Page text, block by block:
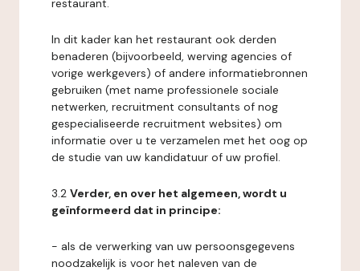
restaurant.
In dit kader kan het restaurant ook derden
benaderen (bijvoorbeeld, werving agencies of
vorige werkgevers) of andere informatiebronnen
gebruiken (met name professionele sociale
netwerken, recruitment consultants of nog
gespecialiseerde recruitment websites) om
informatie over u te verzamelen met het oog op
de studie van uw kandidatuur of uw profiel.
3.2 Verder, en over het algemeen, wordt u
geïnformeerd dat in principe:
- als de verwerking van uw persoonsgegevens
noodzakelijk is voor het naleven van de